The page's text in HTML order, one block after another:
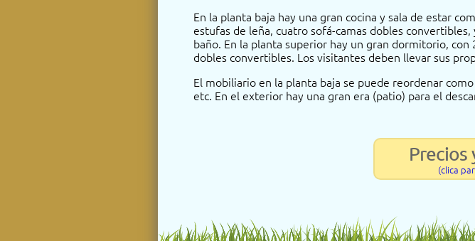
En la planta baja hay una gran cocina y sala de estar
estufas de leña, cuatro sofá-camas dobles
baño. En la planta superior hay un gran dormitorio,
dobles convertibles. Los visitantes deben llevar sus
El mobiliario en la planta baja se puede reordenar
etc. En el exterior hay una gran era (patio) para el
Precios
(clica